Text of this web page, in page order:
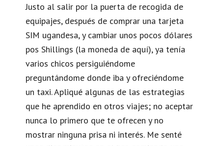
Justo al salir por la puerta de recogida de
equipajes, después de comprar una tarjeta
SIM ugandesa, y cambiar unos pocos dólares
pos Shillings (la moneda de aquí), ya tenía
varios chicos persiguiéndome
preguntándome donde iba y ofreciéndome
un taxi. Apliqué algunas de las estrategias
que he aprendido en otros viajes; no aceptar
nunca lo primero que te ofrecen y no
mostrar ninguna prisa ni interés. Me senté